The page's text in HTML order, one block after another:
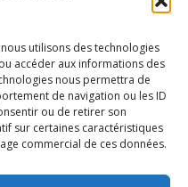
utilisons des technologies
accéder aux informations des
nous permettra de
de navigation ou les ID
ou de retirer son
sur certaines caractéristiques
commercial de ces données.
2026
Wahid Chakib (4)